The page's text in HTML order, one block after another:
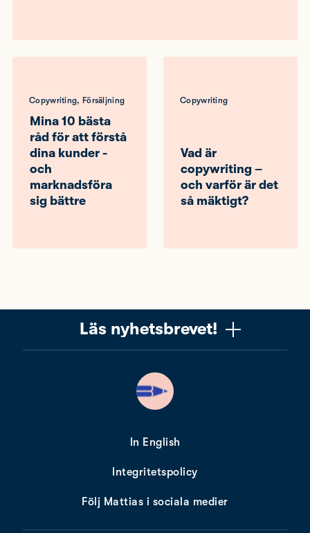
Copywriting, Försäljning
Mina 10 bästa
råd för att förstå
dina kunder -
och
marknadsföra
sig bättre
Copywriting
Vad är
copywriting –
och varför är det
så mäktigt?
Läs nyhetsbrevet!
Ta chansen! Det är jag (Mattias) som skriver det, och
när du läser får du knep, verktyg och tankar som gör
copy me är alldeles gratis. Nära 10 000 får det redan.
In English
Integritetspolicy
Följ Mattias i sociala medier